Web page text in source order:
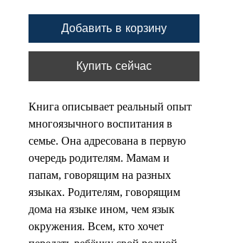
Добавить в корзину
Купить сейчас
Книга описывает реальный опыт
многоязычного воспитания в
семье. Она адресована в первую
очередь родителям. Мамам и
папам, говорящим на разных
языках. Родителям, говорящим
дома на языке ином, чем язык
окружения. Всем, кто хочет